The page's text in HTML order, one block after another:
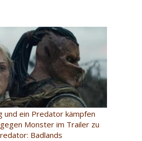
und ein Predator kämpfen
Monster im Trailer zu
Badlands